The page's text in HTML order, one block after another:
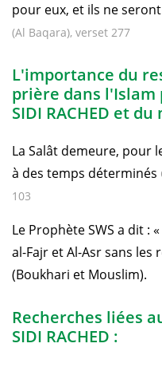
pour eux, et ils ne
(Al Baqara), verset 277
L'importance du
prière dans l'Islam
SIDI RACHED et
La Salât demeure, pour
à des temps déterminés
103
Le Prophète SWS a dit :
al-Fajr et Al-Asr sans
(Boukhari et Mouslim).
Recherches liées
SIDI RACHED :